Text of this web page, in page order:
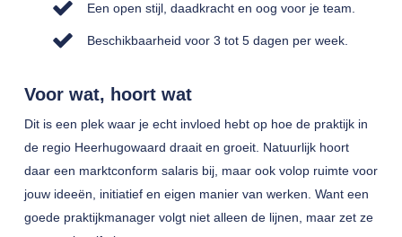
Een open stijl, daadkracht en oog voor je team.
Beschikbaarheid voor 3 tot 5 dagen per week.
Voor wat, hoort wat
Dit is een plek waar je echt invloed hebt op hoe de praktijk in
de regio Heerhugowaard draait en groeit. Natuurlijk hoort
daar een marktconform salaris bij, maar ook volop ruimte voor
jouw ideeën, initiatief en eigen manier van werken. Want een
goede praktijkmanager volgt niet alleen de lijnen, maar zet ze